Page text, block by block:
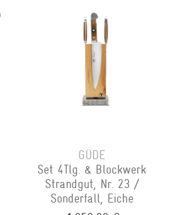
GÜDE
Set 4Tlg. & Blockwerk
Strandgut, Nr. 23 /
Sonderfall, Eiche